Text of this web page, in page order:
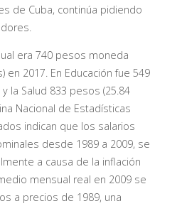
de Cuba, continúa pidiendo
era 740 pesos moneda
en 2017. En Educación fue 549
la Salud 833 pesos (25.84
Nacional de Estadísticas
indican que los salarios
desde 1989 a 2009, se
a causa de la inflación
mensual real en 2009 se
a precios de 1989, una